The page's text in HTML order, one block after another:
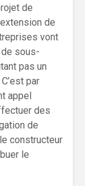
de
de
vont
sous-
pas un
par
appel
des
de
constructeur
le